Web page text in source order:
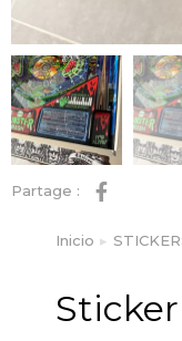
Partage :
Estás aquí:
Inicio